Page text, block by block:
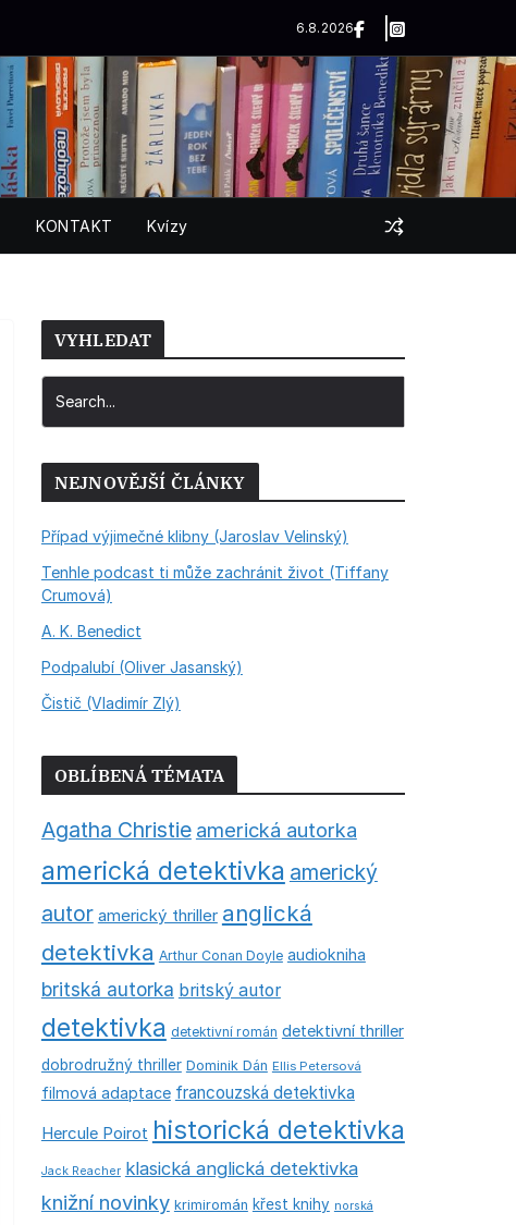
6.8.2026
KONTAKT Kvízy
VYHLEDAT
NEJNOVĚJŠÍ ČLÁNKY
Případ výjimečné klibny (Jaroslav Velinský)
Tenhle podcast ti může zachránit život (Tiffany
Crumová)
A. K. Benedict
Podpalubí (Oliver Jasanský)
Čistič (Vladimír Zlý)
OBLÍBENÁ TÉMATA
Agatha Christie americká autorka
americká detektivka americký
autor americký thriller anglická
detektivka Arthur Conan Doyle audiokniha
britská autorka britský autor
detektivka detektivní román detektivní thriller
dobrodružný thriller Dominik Dán Ellis Petersová
filmová adaptace francouzská detektivka
Hercule Poirot historická detektivka
Jack Reacher klasická anglická detektivka
knižní novinky krimiromán křest knihy norská